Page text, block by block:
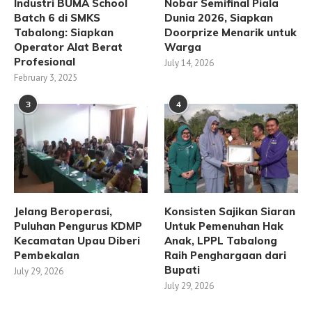
Industri BUMA School
Batch 6 di SMKS
Tabalong: Siapkan
Operator Alat Berat
Profesional
February 3, 2025
Nobar Semifinal Piala
Dunia 2026, Siapkan
Doorprize Menarik untuk
Warga
July 14, 2026
3
Jelang Beroperasi,
Puluhan Pengurus KDMP
Kecamatan Upau Diberi
Pembekalan
July 29, 2026
4
Konsisten Sajikan Siaran
Untuk Pemenuhan Hak
Anak, LPPL Tabalong
Raih Penghargaan dari
Bupati
July 29, 2026